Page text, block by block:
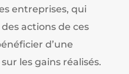
entreprises, qui
actions de ces
d’une
sur les gains réalisés.